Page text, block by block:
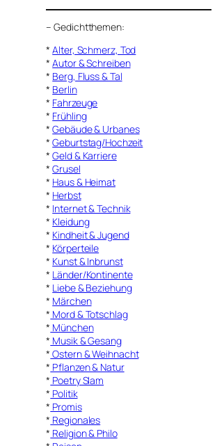
–Gedichtthemen:
*Alter, Schmerz, Tod
*Autor & Schreiben
* Berg, Fluss & Tal
* Berlin
* Fahrzeuge
* Frühling
*Gebäude & Urbanes
*Geburtstag/Hochzeit
*Geld & Karriere
*Grusel
* Haus & Heimat
* Herbst
* Internet & Technik
* Kleidung
* Kindheit & Jugend
* Körperteile
* Kunst & Inbrunst
* Länder/Kontinente
* Liebe & Beziehung
* Märchen
* Mord & Totschlag
* München
* Musik & Gesang
* Ostern & Weihnacht
* Pflanzen & Natur
* Poetry Slam
* Politik
* Promis
* Regionales
* Religion & Philo